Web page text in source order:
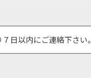
日以内にご連絡下さい。